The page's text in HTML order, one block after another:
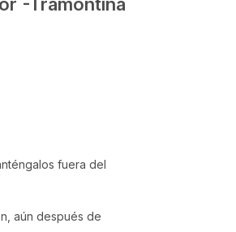
fuera del
aún después de